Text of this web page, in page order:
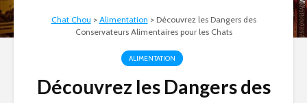
Chat Chou > Alimentation > Découvrez les Dangers des
Conservateurs Alimentaires pour les Chats
ALIMENTATION
Découvrez les Dangers des